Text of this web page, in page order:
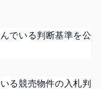
でいる判断基準を公
る競売物件の入札判